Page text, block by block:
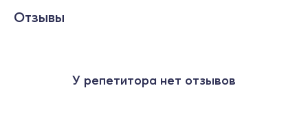
Отзывы
У репетитора нет отзывов